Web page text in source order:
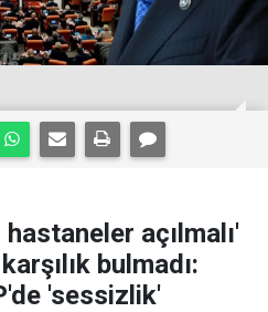
açılmalı'
bulmadı:
'sessizlik'